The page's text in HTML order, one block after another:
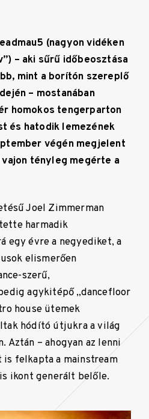
(nagyon vidéken
– aki sűrű időbeosztása
mint a borítón szereplő
– mostanában
homokos tengerparton
és hatodik lemezének
végén megjelent
vajon tényleg megérte a
Joel Zimmerman
harmadik
egy évre a negyediket, a
elismerően
szerű,
agykitépő „dancefloor
house ütemek
hódító útjukra a világ
Aztán – ahogyan az lenni
felkapta a mainstream
ikont generált belőle.